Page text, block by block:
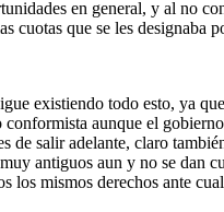
en general, y al no
cuotas que se les designaba
existiendo todo esto, ya
conformista aunque el
de salir adelante, claro
antiguos aun y no se dan
los mismos derechos ante